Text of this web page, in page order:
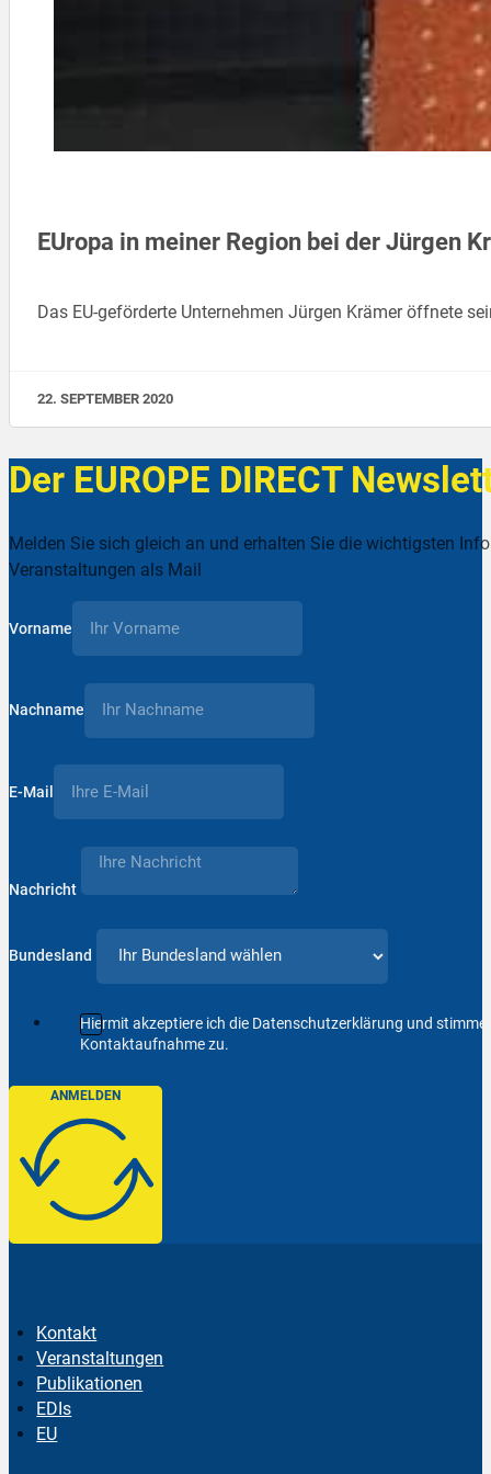
EUropa in meiner Region bei der Jürgen
Das EU-geförderte Unternehmen Jürgen Krämer öffnete
22. SEPTEMBER 2020
Der EUROPE DIRECT
Melden Sie sich gleich an und erhalten Sie die wichtigsten
Veranstaltungen als Mail
Vorname
Nachname
E-Mail
Nachricht
Bundesland
Hiermit akzeptiere ich die Datenschutzerklärung und
Kontaktaufnahme zu.
ANMELDEN
Kontakt
Veranstaltungen
Publikationen
EDIs
EU